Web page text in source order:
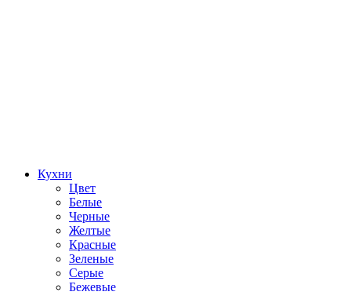
Кухни
Цвет
Белые
Черные
Желтые
Красные
Зеленые
Серые
Бежевые